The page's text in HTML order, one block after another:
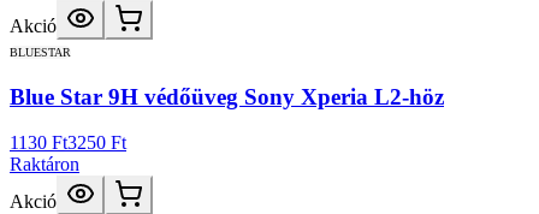
Akció
BLUESTAR
Blue Star 9H védőüveg Sony Xperia L2-höz
1130 Ft3250 Ft
Raktáron
Akció